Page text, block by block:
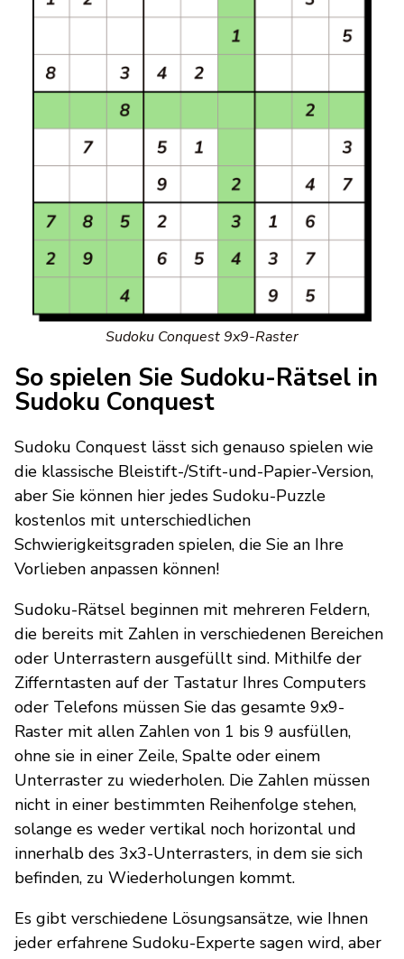
Sudoku Conquest 9x9-Raster
So spielen Sie Sudoku-Rätsel in
Sudoku Conquest
Sudoku Conquest lässt sich genauso spielen wie
die klassische Bleistift-/Stift-und-Papier-Version,
aber Sie können hier jedes Sudoku-Puzzle
kostenlos mit unterschiedlichen
Schwierigkeitsgraden spielen, die Sie an Ihre
Vorlieben anpassen können!
Sudoku-Rätsel beginnen mit mehreren Feldern,
die bereits mit Zahlen in verschiedenen Bereichen
oder Unterrastern ausgefüllt sind. Mithilfe der
Zifferntasten auf der Tastatur Ihres Computers
oder Telefons müssen Sie das gesamte 9x9-
Raster mit allen Zahlen von 1 bis 9 ausfüllen,
ohne sie in einer Zeile, Spalte oder einem
Unterraster zu wiederholen. Die Zahlen müssen
nicht in einer bestimmten Reihenfolge stehen,
solange es weder vertikal noch horizontal und
innerhalb des 3x3-Unterrasters, in dem sie sich
befinden, zu Wiederholungen kommt.
Es gibt verschiedene Lösungsansätze, wie Ihnen
jeder erfahrene Sudoku-Experte sagen wird, aber